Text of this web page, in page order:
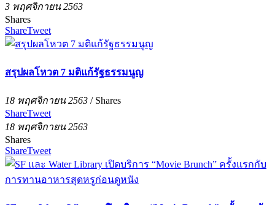
3 พฤศจิกายน 2563
Shares
ShareTweet
สรุปผลโหวต 7 มติแก้รัฐธรรมนูญ
18 พฤศจิกายน 2563 / Shares
ShareTweet
18 พฤศจิกายน 2563
Shares
ShareTweet